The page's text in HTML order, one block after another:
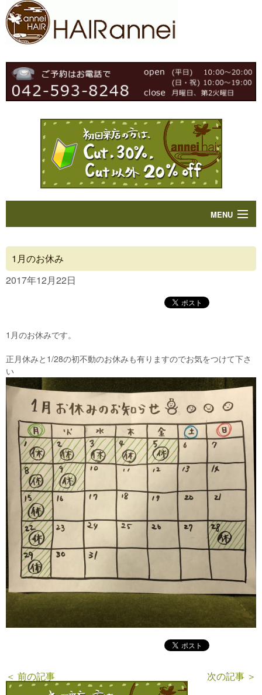
MENU
Concept
Blog
Contact
1月のお休み
2017年12月22日
1月のお休みです。
正月休みと1/28の初不動のお休みも有りますのでお気をつけて下さ
い
＜ 前の記事 次の記事 ＞